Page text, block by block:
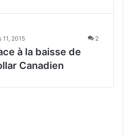
11, 2015 2
à la baisse de
Canadien